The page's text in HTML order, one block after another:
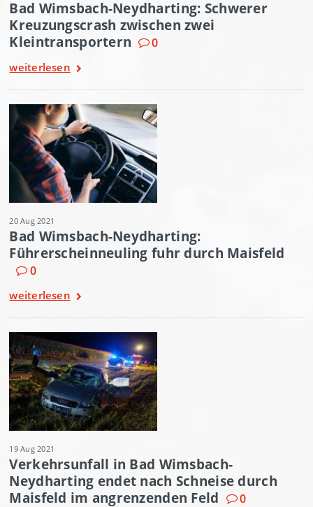
Bad Wimsbach-Neydharting: Schwerer
Kreuzungscrash zwischen zwei
Kleintransportern
0
weiterlesen
20 Aug 2021
Bad Wimsbach-Neydharting:
Führerscheinneuling fuhr durch Maisfeld
0
weiterlesen
19 Aug 2021
Verkehrsunfall in Bad Wimsbach-
Neydharting endet nach Schneise durch
Maisfeld im angrenzenden Feld
0